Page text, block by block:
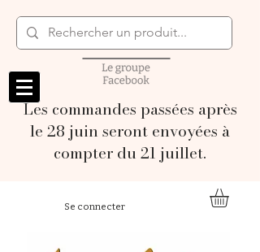
Les commandes passées après
le 28 juin seront envoyées à
compter du 21 juillet.
Se connecter